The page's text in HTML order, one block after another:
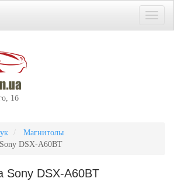
1б
Магнитолы
DSX-A60BT
Sony DSX-A60BT